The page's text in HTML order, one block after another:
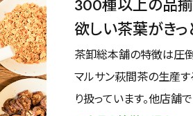
300種以上の品揃
欲しい茶葉がきっ
茶卸総本舗の特徴は圧倒
マルサン萩間茶の生産
り扱っています。他店